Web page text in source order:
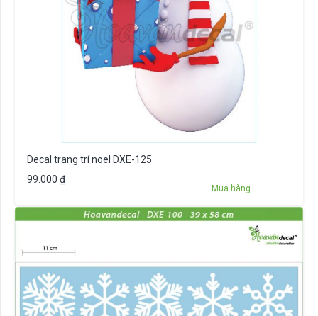
Decal trang trí noel DXE-125
99.000 ₫
Mua hàng